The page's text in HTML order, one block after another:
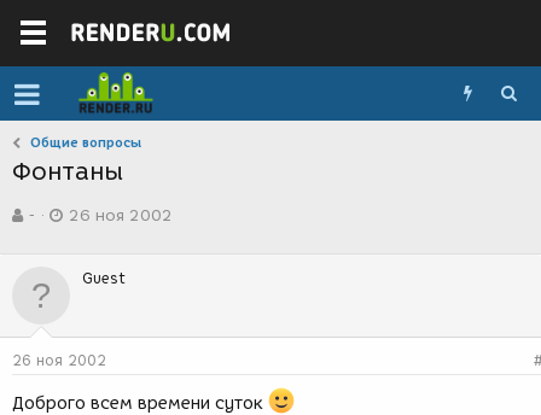
Общие вопросы
Фонтаны
в
р
м
-
а
д
н
26 ноя 2002
Guest
26 ноя 2002
Доброго всем времени суток